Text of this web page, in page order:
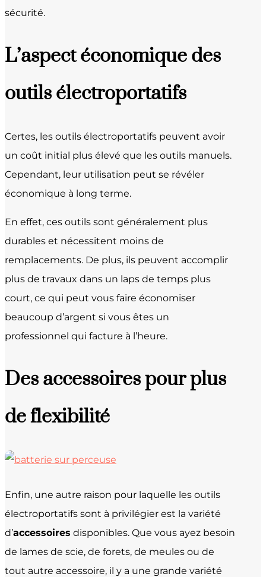
sécurité.
L’aspect économique des
outils électroportatifs
Certes, les outils électroportatifs peuvent avoir
un coût initial plus élevé que les outils manuels.
Cependant, leur utilisation peut se révéler
économique à long terme.
En effet, ces outils sont généralement plus
durables et nécessitent moins de
remplacements. De plus, ils peuvent accomplir
plus de travaux dans un laps de temps plus
court, ce qui peut vous faire économiser
beaucoup d’argent si vous êtes un
professionnel qui facture à l’heure.
Des accessoires pour plus
de flexibilité
Enfin, une autre raison pour laquelle les outils
électroportatifs sont à privilégier est la variété
d’accessoires disponibles. Que vous ayez besoin
de lames de scie, de forets, de meules ou de
tout autre accessoire, il y a une grande variété